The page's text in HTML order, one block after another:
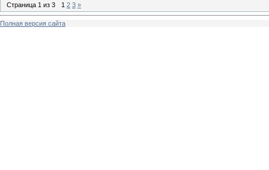
Страница 1 из 3 1 2 3 »
Полная версия сайта